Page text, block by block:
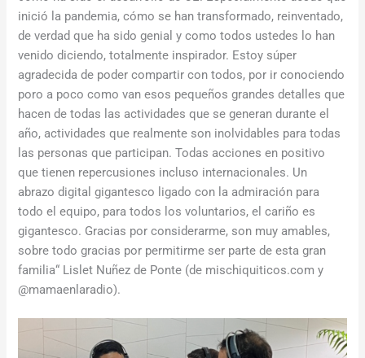
inició la pandemia, cómo se han transformado, reinventado,
de verdad que ha sido genial y como todos ustedes lo han
venido diciendo, totalmente inspirador. Estoy súper
agradecida de poder compartir con todos, por ir conociendo
poro a poco como van esos pequeños grandes detalles que
hacen de todas las actividades que se generan durante el
año, actividades que realmente son inolvidables para todas
las personas que participan. Todas acciones en positivo
que tienen repercusiones incluso internacionales. Un
abrazo digital gigantesco ligado con la admiración para
todo el equipo, para todos los voluntarios, el cariño es
gigantesco. Gracias por considerarme, son muy amables,
sobre todo gracias por permitirme ser parte de esta gran
familia“ Lislet Nuñez de Ponte (de mischiquiticos.com y
@mamaenlaradio).